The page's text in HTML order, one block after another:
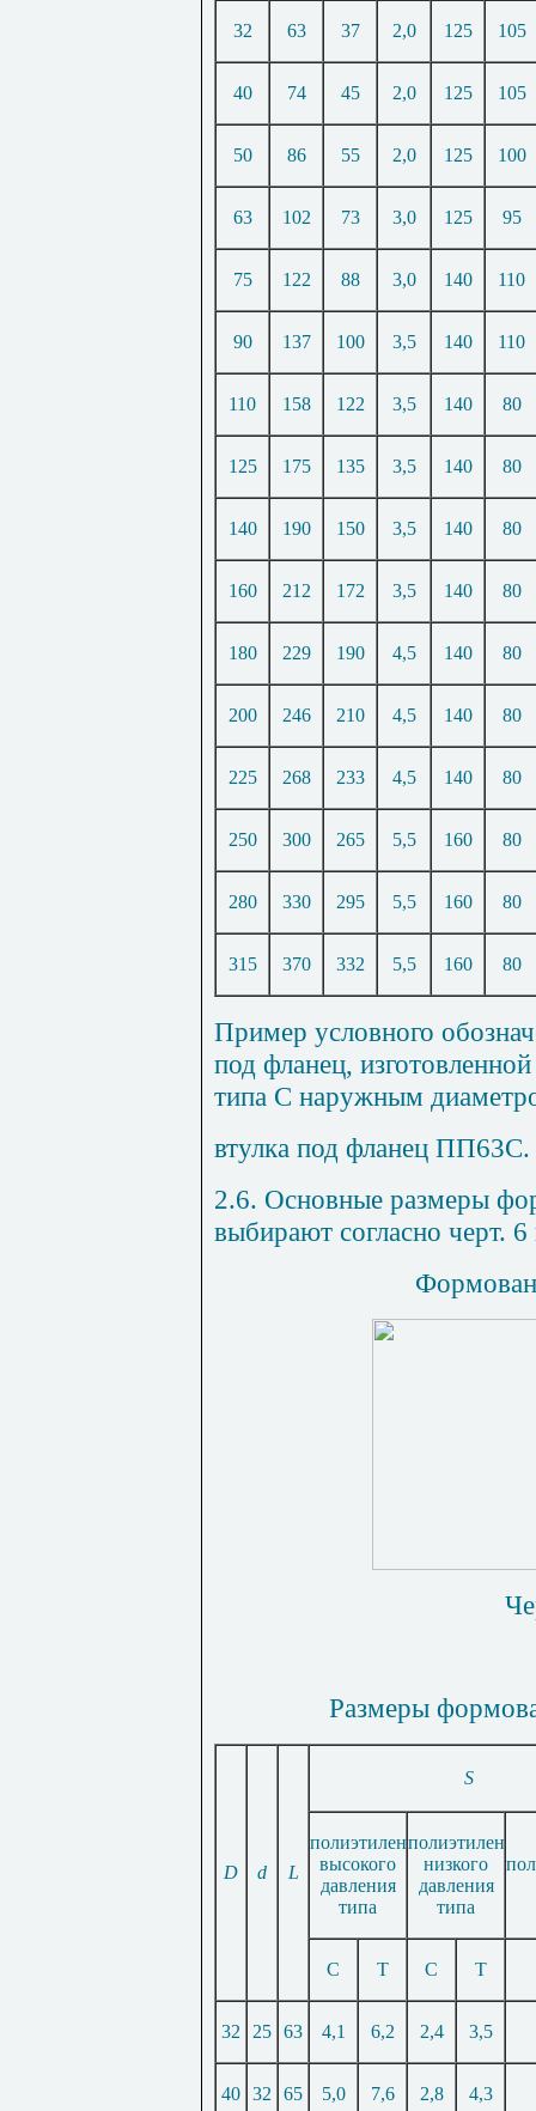
32 63 37 2,0 125 105
40 74 45 2,0 125 105
50 86 55 2,0 125 100
63 102 73 3,0 125 95
75 122 88 3,0 140 110
90 137 100 3,5 140 110
110 158 122 3,5 140 80
125 175 135 3,5 140 80
140 190 150 3,5 140 80
160 212 172 3,5 140 80
180 229 190 4,5 140 80
200 246 210 4,5 140 80
225 268 233 4,5 140 80
250 300 265 5,5 160 80
280 330 295 5,5 160 80
315 370 332 5,5 160 80
Пример условного
под фланец,
типа С наружным
втулка под фланец ПП63С.
2.6. Основные размеры
выбирают согласно черт. 6
Размеры
D d L
S
полиэтилен
высокого
давления
типа
полиэтилен
низкого
давления
типа
С Т С Т
32 25 63 4,1 6,2 2,4 3,5
40 32 65 5,0 7,6 2,8 4,3